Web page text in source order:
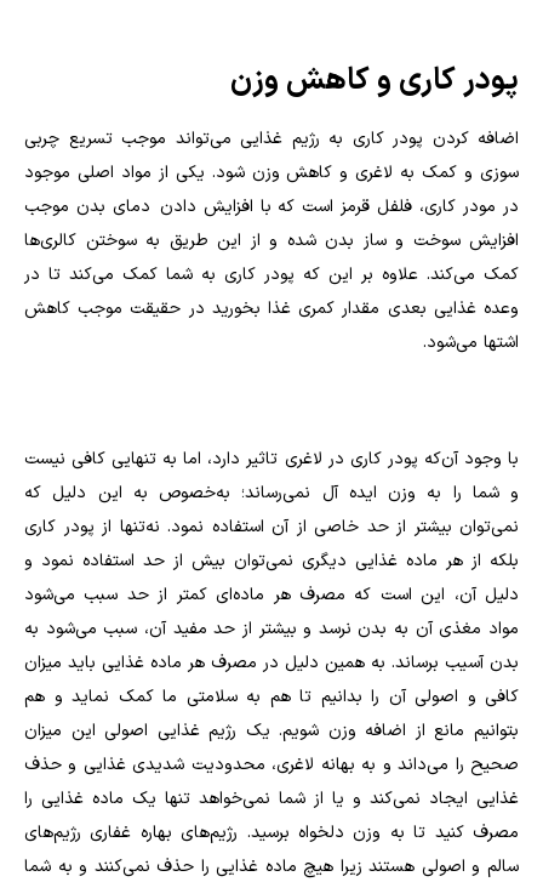
پودر کاری و کاهش وزن
اضافه کردن پودر کاری به رژیم غذایی می‌تواند موجب تسریع چربی
سوزی و کمک به لاغری و کاهش وزن شود. یکی از مواد اصلی موجود
در مودر کاری، فلفل قرمز است که با افزایش دادن دمای بدن موجب
افزایش سوخت و ساز بدن شده و از این طریق به سوختن کالری‌ها
کمک می‌کند. علاوه بر این که پودر کاری به شما کمک می‌کند تا در
وعده غذایی بعدی مقدار کمری غذا بخورید در حقیقت موجب کاهش
اشتها می‌شود.
با وجود آن‌که پودر کاری در لاغری تاثیر دارد، اما به تنهایی کافی نیست
و شما را به وزن ایده آل نمی‌رساند؛ به‌خصوص به این دلیل که
نمی‌توان بیشتر از حد خاصی از آن استفاده نمود. نه‌تنها از پودر کاری
بلکه از هر ماده غذایی دیگری نمی‌توان بیش از حد استفاده نمود و
دلیل آن، این است که مصرف هر ماده‌ای کمتر از حد سبب می‌شود
مواد مغذی آن به بدن نرسد و بیشتر از حد مفید آن، سبب می‌شود به
بدن آسیب برساند. به همین دلیل در مصرف هر ماده غذایی باید میزان
کافی و اصولی آن را بدانیم تا هم به سلامتی ما کمک نماید و هم
بتوانیم مانع از اضافه وزن شویم. یک رژیم غذایی اصولی این میزان
صحیح را می‌داند و به بهانه لاغری، محدودیت شدیدی غذایی و حذف
غذایی ایجاد نمی‌کند و یا از شما نمی‌خواهد تنها یک ماده غذایی را
مصرف کنید تا به وزن دلخواه برسید. رژیم‌های بهاره غفاری رژیم‌های
سالم و اصولی هستند زیرا هیچ ماده غذایی را حذف نمی‌کنند و به شما